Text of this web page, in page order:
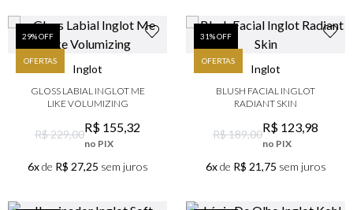
29% OFF
OFERTAS
Inglot
GLOSS LABIAL INGLOT ME
LIKE VOLUMIZING
R$ 229,00R$ 155 32
no PIX
6xde R$ 27,25 sem juros
31% OFF
OFERTAS
Inglot
BLUSH FACIAL INGLOT
RADIANT SKIN
R$ 189,00R$ 123 98
no PIX
6xde R$ 21,75 sem juros